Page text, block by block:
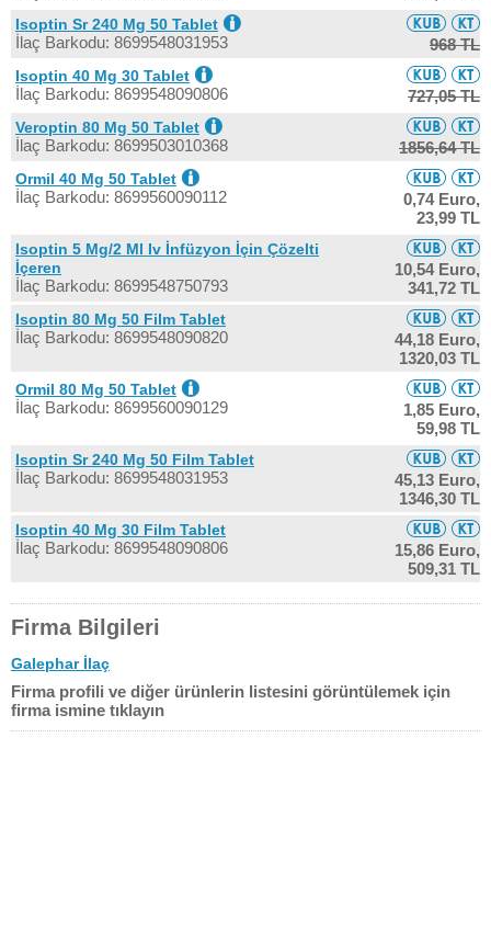
Isoptin Sr 240 Mg 50 Tablet
İlaç Barkodu: 8699548031953 968 TL
Isoptin 40 Mg 30 Tablet
İlaç Barkodu: 8699548090806 727,05 TL
Veroptin 80 Mg 50 Tablet
İlaç Barkodu: 8699503010368 1856,64 TL
Ormil 40 Mg 50 Tablet
İlaç Barkodu: 8699560090112
0,74 Euro,
23,99 TL
Isoptin 5 Mg/2 Ml Iv İnfüzyon İçin Çözelti
İçeren
İlaç Barkodu: 8699548750793
10,54 Euro,
341,72 TL
Isoptin 80 Mg 50 Film Tablet
İlaç Barkodu: 8699548090820
44,18 Euro,
1320,03 TL
Ormil 80 Mg 50 Tablet
İlaç Barkodu: 8699560090129
1,85 Euro,
59,98 TL
Isoptin Sr 240 Mg 50 Film Tablet
İlaç Barkodu: 8699548031953
45,13 Euro,
1346,30 TL
Isoptin 40 Mg 30 Film Tablet
İlaç Barkodu: 8699548090806
15,86 Euro,
509,31 TL
Firma Bilgileri
Galephar İlaç
Firma profili ve diğer ürünlerin listesini görüntülemek için
firma ismine tıklayın